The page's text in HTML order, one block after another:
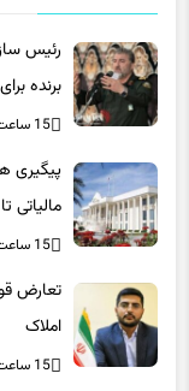
رئیس
برنده
15 ساعت پیش
پیگیری
مالیاتی
15 ساعت پیش
تعارض
املاک
15 ساعت پیش